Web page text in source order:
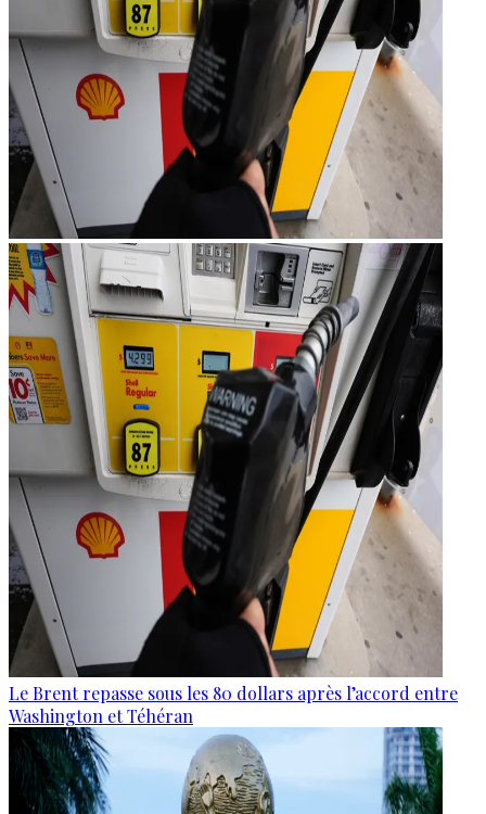
Le Brent repasse sous les 80 dollars après l’accord entre
Washington et Téhéran